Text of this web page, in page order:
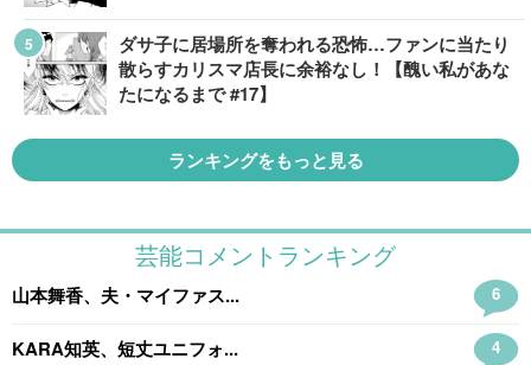
ダサ子に居場所を奪われる恐怖…ファンに当たり
散らすカリスマ店長に余裕なし！【醜い私があな
たになるまで #17】
ランキングをもっと見る